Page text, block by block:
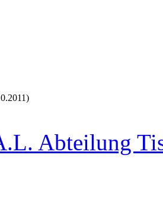
Abteilung